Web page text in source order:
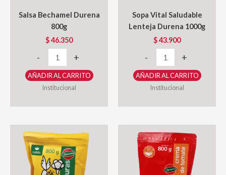
Salsa Bechamel Durena
800g
$46.350
-
Bechamel
Durena
800g
+
AÑADIR AL CARRITO
Institucional
Sopa Vital Saludable
Lenteja Durena 1000g
$43.900
-
Saludable
Lenteja
cantidad
+
AÑADIR AL CARRITO
Institucional